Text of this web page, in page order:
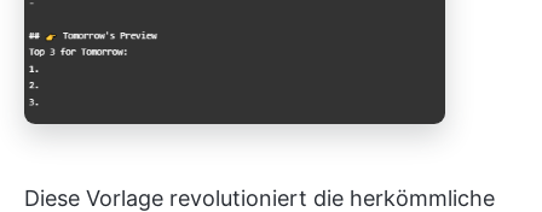
Diese Vorlage revolutioniert die herkömmliche